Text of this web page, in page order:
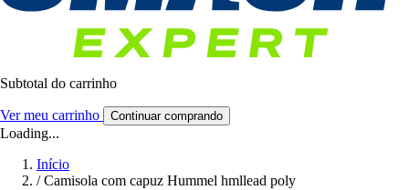
Subtotal do carrinho
Ver meu carrinho Continuar comprando
Loading...
Início
/ Camisola com capuz Hummel hmllead poly